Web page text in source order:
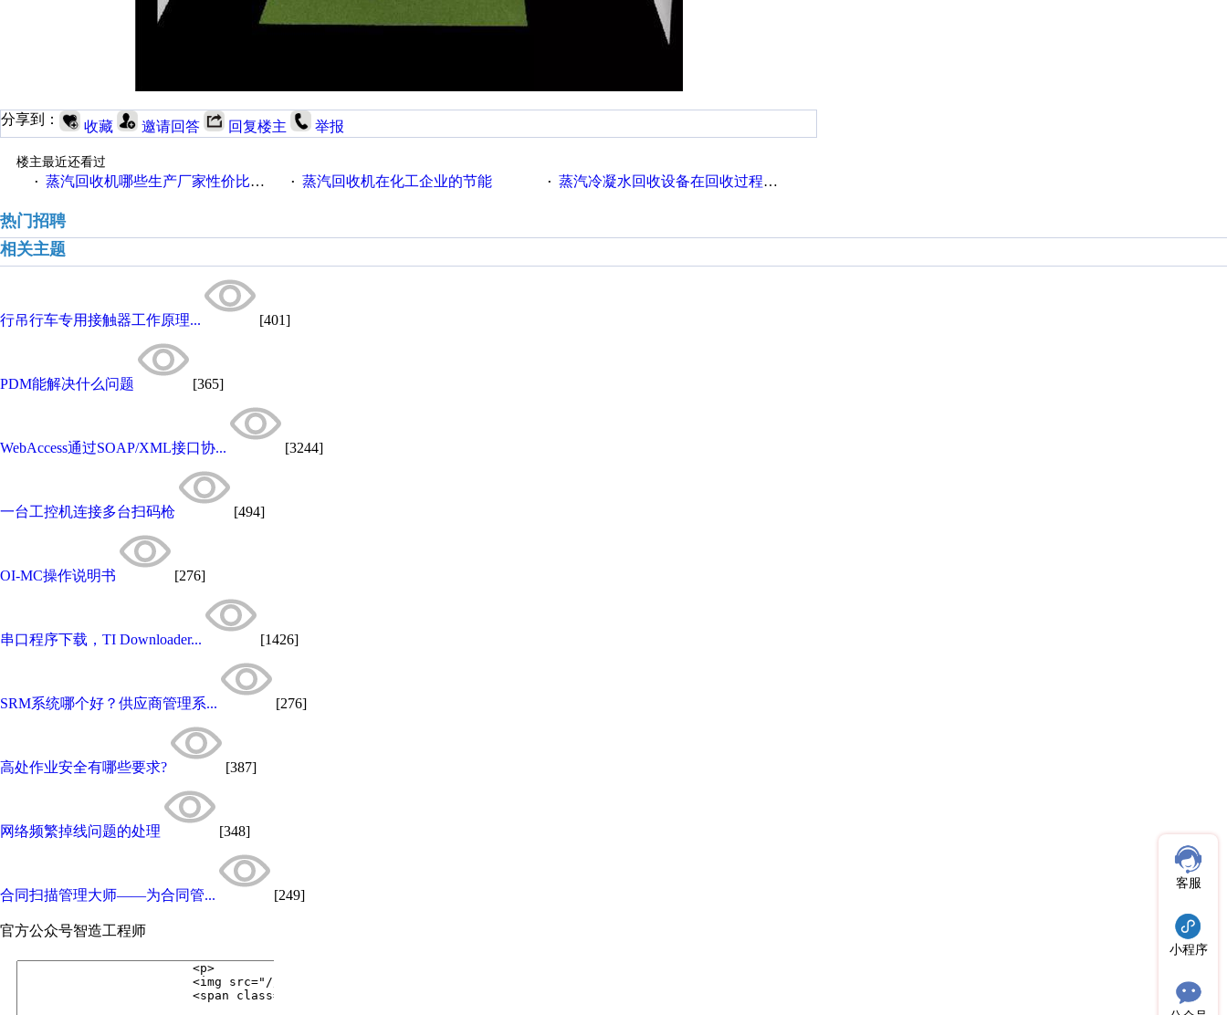
分享到： 收藏 邀请回答 回复楼主 举报
楼主最近还看过
· 蒸汽回收机哪些生产厂家性价比高一些 · 蒸汽回收机在化工企业的节能 · 蒸汽冷凝水回收设备在回收过程中的运行要点
热门招聘
相关主题
行吊行车专用接触器工作原理... [401]
PDM能解决什么问题 [365]
WebAccess通过SOAP/XML接口协... [3244]
一台工控机连接多台扫码枪 [494]
OI-MC操作说明书 [276]
串口程序下载，TI Downloader... [1426]
SRM系统哪个好？供应商管理系... [276]
高处作业安全有哪些要求? [387]
网络频繁掉线问题的处理 [348]
合同扫描管理大师——为合同管... [249]
官方公众号智造工程师
客服
小程序